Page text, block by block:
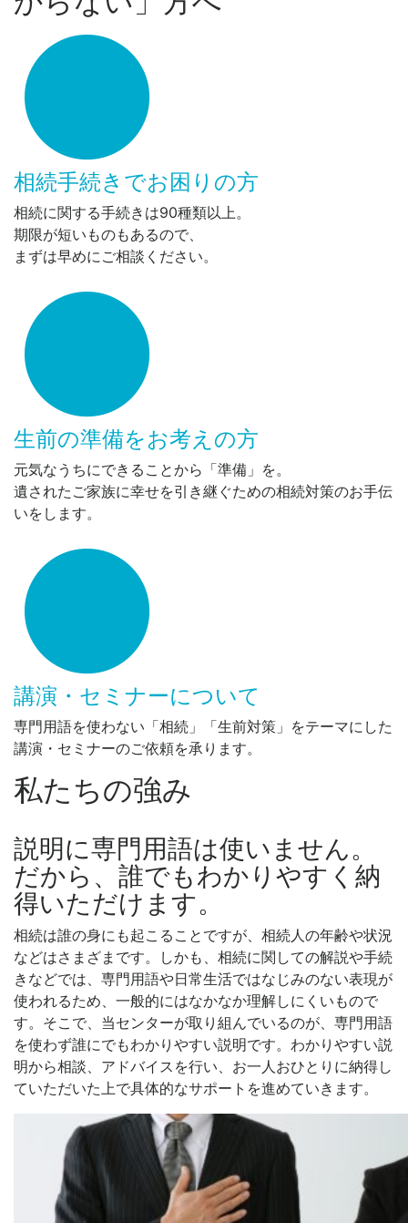
相続手続きでお困りの方
相続に関する手続きは90種類以上。
期限が短いものもあるので、
まずは早めにご相談ください。
生前の準備をお考えの方
元気なうちにできることから「準備」を。
遺されたご家族に幸せを引き継ぐための相続対策のお手伝
いをします。
講演・セミナーについて
専門用語を使わない「相続」「生前対策」をテーマにした
講演・セミナーのご依頼を承ります。
私たちの強み
説明に専門用語は使いません。
だから、誰でもわかりやすく納
得いただけます。
相続は誰の身にも起こることですが、相続人の年齢や状況
などはさまざまです。しかも、相続に関しての解説や手続
きなどでは、専門用語や日常生活ではなじみのない表現が
使われるため、一般的にはなかなか理解しにくいもので
す。そこで、当センターが取り組んでいるのが、専門用語
を使わず誰にでもわかりやすい説明です。わかりやすい説
明から相談、アドバイスを行い、お一人おひとりに納得し
ていただいた上で具体的なサポートを進めていきます。